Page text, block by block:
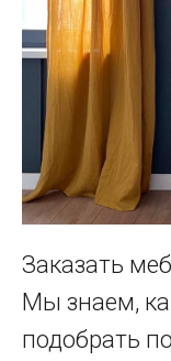
Заказать
Мы знаем,
подобрать